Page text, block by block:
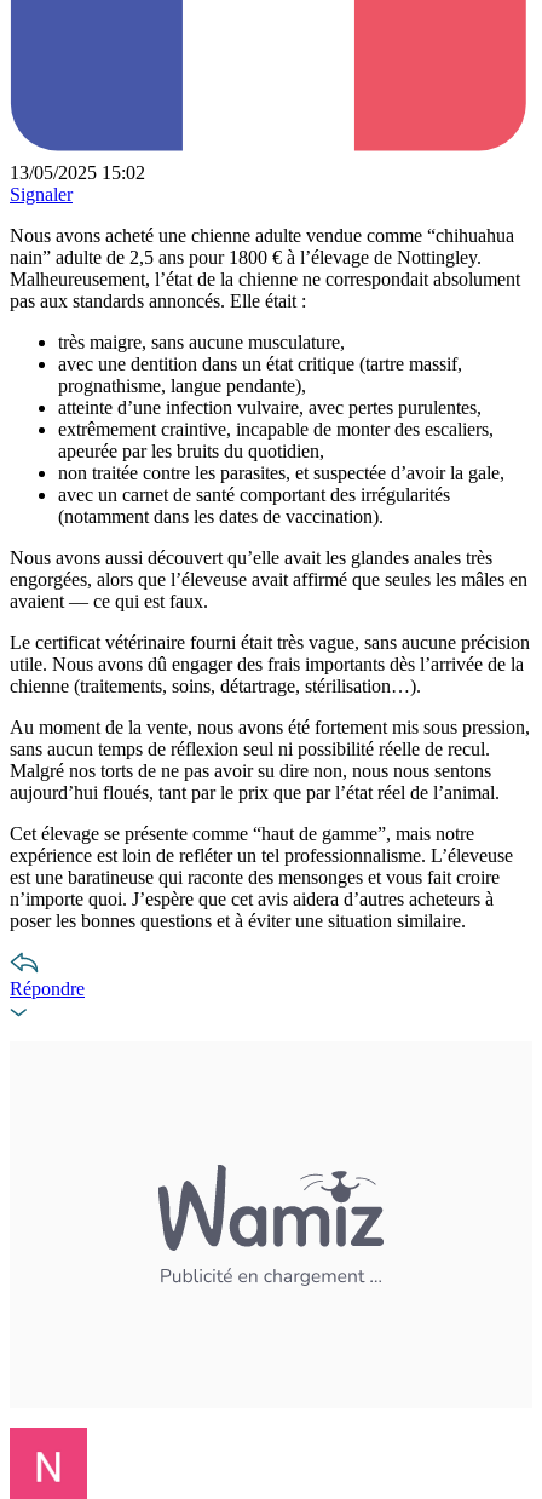
13/05/2025 15:02
Signaler
Nous avons acheté une chienne adulte vendue comme “chihuahua
nain” adulte de 2,5 ans pour 1800 € à l’élevage de Nottingley.
Malheureusement, l’état de la chienne ne correspondait absolument
pas aux standards annoncés. Elle était :
très maigre, sans aucune musculature,
avec une dentition dans un état critique (tartre massif,
prognathisme, langue pendante),
atteinte d’une infection vulvaire, avec pertes purulentes,
extrêmement craintive, incapable de monter des escaliers,
apeurée par les bruits du quotidien,
non traitée contre les parasites, et suspectée d’avoir la gale,
avec un carnet de santé comportant des irrégularités
(notamment dans les dates de vaccination).
Nous avons aussi découvert qu’elle avait les glandes anales très
engorgées, alors que l’éleveuse avait affirmé que seules les mâles en
avaient — ce qui est faux.
Le certificat vétérinaire fourni était très vague, sans aucune précision
utile. Nous avons dû engager des frais importants dès l’arrivée de la
chienne (traitements, soins, détartrage, stérilisation…).
Au moment de la vente, nous avons été fortement mis sous pression,
sans aucun temps de réflexion seul ni possibilité réelle de recul.
Malgré nos torts de ne pas avoir su dire non, nous nous sentons
aujourd’hui floués, tant par le prix que par l’état réel de l’animal.
Cet élevage se présente comme “haut de gamme”, mais notre
expérience est loin de refléter un tel professionnalisme. L’éleveuse
est une baratineuse qui raconte des mensonges et vous fait croire
n’importe quoi. J’espère que cet avis aidera d’autres acheteurs à
poser les bonnes questions et à éviter une situation similaire.
Répondre